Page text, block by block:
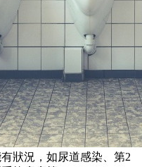
狀況，如尿道感染、第2